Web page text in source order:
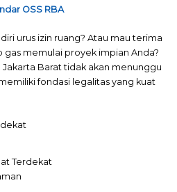
OSS RBA
urus izin ruang? Atau mau terima
gas memulai proyek impian Anda?
Jakarta Barat tidak akan menunggu
fondasi legalitas yang kuat
Terdekat